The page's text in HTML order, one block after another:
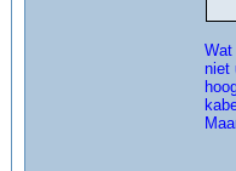
Wat
niet